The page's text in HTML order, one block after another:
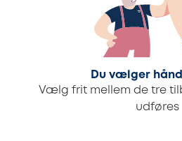
Du vælger
Vælg frit mellem de tre
udføres